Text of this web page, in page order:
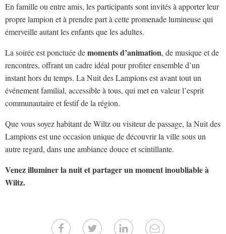
En famille ou entre amis, les participants sont invités à apporter leur
propre lampion et à prendre part à cette promenade lumineuse qui
émerveille autant les enfants que les adultes.
La soirée est ponctuée demoments d’animation, de musique et de
rencontres, offrant un cadre idéal pour profiter ensemble d’un
instant hors du temps. La Nuit des Lampions est avant tout un
événement familial, accessible à tous, qui met en valeur l’esprit
communautaire et festif de la région.
Que vous soyez habitant de Wiltz ou visiteur de passage, la Nuit des
Lampions est une occasion unique de découvrir la ville sous un
autre regard, dans une ambiance douce et scintillante.
Venez illuminer la nuit et partager un moment inoubliable à
Wiltz.